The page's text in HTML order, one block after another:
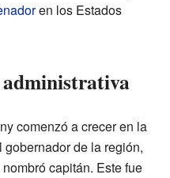
en los Estados
comenzó a crecer en la
de la región,
nombró capitán. Este fue